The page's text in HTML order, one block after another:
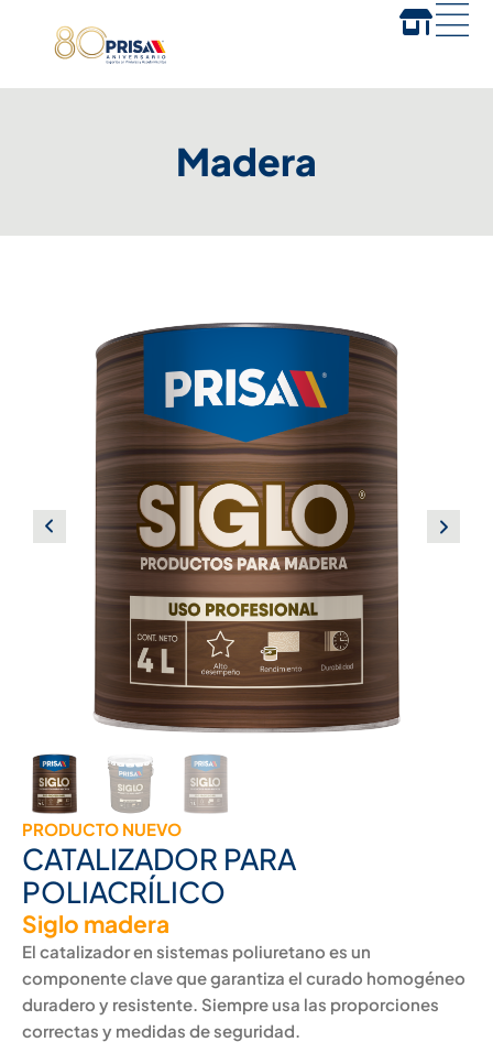
Madera
PRODUCTO NUEVO
CATALIZADOR PARA
POLIACRÍLICO
Siglo madera
El catalizador en sistemas poliuretano es un
componente clave que garantiza el curado homogéneo
duradero y resistente. Siempre usa las proporciones
correctas y medidas de seguridad.